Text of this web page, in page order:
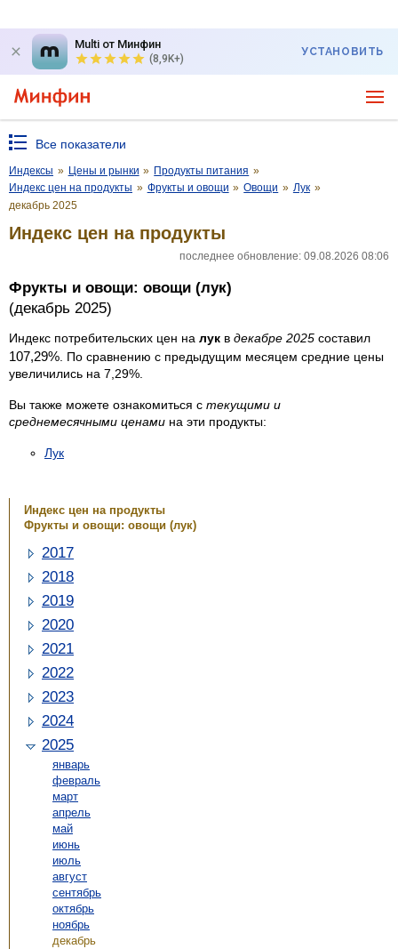
Multi от Минфин
(8,9K+)
УСТАНОВИТЬ
Все показатели
Индексы » Цены и рынки » Продукты питания »
Индекс цен на продукты » Фрукты и овощи » Овощи » Лук »
декабрь 2025
Индекс цен на продукты
последнее обновление: 09.08.2026 08:06
Фрукты и овощи: овощи (лук)
(декабрь 2025)
Индекс потребительских цен на лук в декабре 2025 составил
107,29% . По сравнению с предыдущим месяцем средние цены
увеличились на 7,29%.
Вы также можете ознакомиться с текущими и
среднемесячными ценами на эти продукты:
Лук
Индекс цен на продукты
Фрукты и овощи: овощи (лук)
2017
2018
2019
2020
2021
2022
2023
2024
2025
январь
февраль
март
апрель
май
июнь
июль
август
сентябрь
октябрь
ноябрь
декабрь